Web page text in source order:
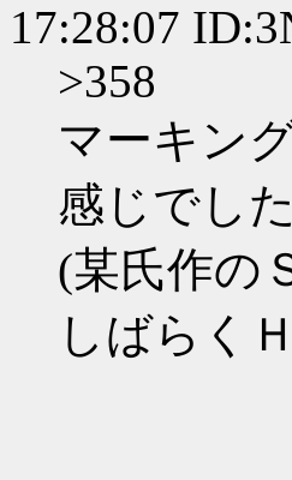
17:28:07
>358
マーキン
感じでした
(某氏作の
しばらく